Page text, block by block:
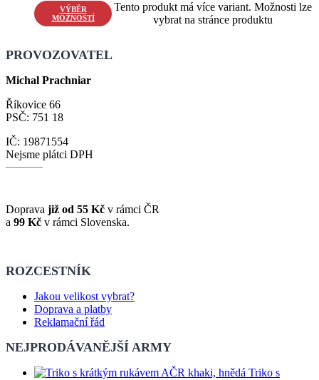
VÝBĚR
MOŽNOSTÍ
Tento produkt má více variant. Možnosti lze
vybrat na stránce produktu
PROVOZOVATEL
Michal Prachniar
Říkovice 66
PSČ: 751 18
IČ: 19871554
Nejsme plátci DPH
Doprava již od 55 Kč v rámci ČR
a 99 Kč v rámci Slovenska.
ROZCESTNÍK
Jakou velikost vybrat?
Doprava a platby
Reklamační řád
NEJPRODÁVANĚJŠÍ ARMY
Triko s